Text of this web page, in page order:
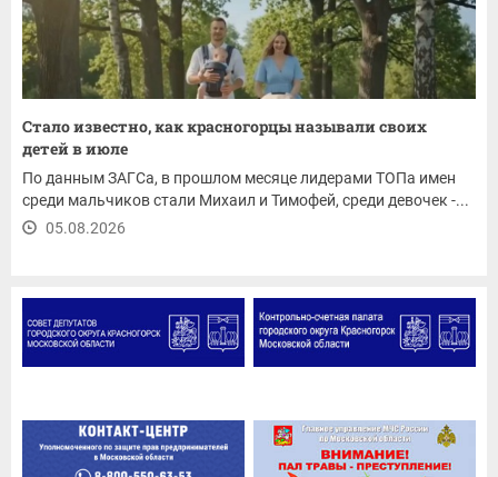
Стало известно, как красногорцы называли своих
детей в июле
По данным ЗАГСа, в прошлом месяце лидерами ТОПа имен
среди мальчиков стали Михаил и Тимофей, среди девочек -...
05.08.2026